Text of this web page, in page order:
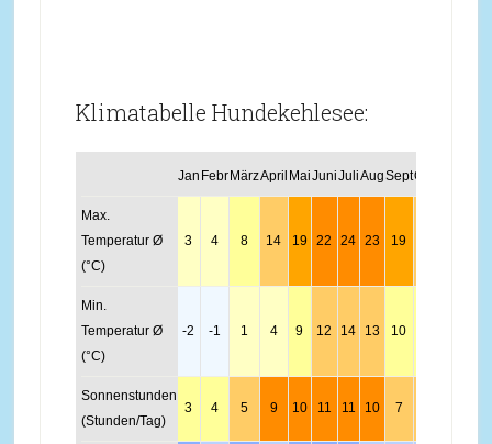
Klimatabelle Hundekehlesee:
Jan Febr MärzApril MaiJuniJuliAugSeptOkt
Max.
Temperatur Ø
(°C)
3 4 8 14 19 22 24 23 19
Min.
Temperatur Ø
(°C)
-2 -1 1 4 9 12 14 13 10
Sonnenstunden
(Stunden/Tag)
3 4 5 9 10 11 11 10 7